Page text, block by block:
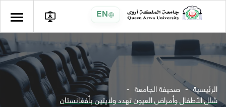
EN
الرئيسية صحيفة الجامعة
شلل الأطفال وأمراض العيون تهدد ولايتين بأفغانستان